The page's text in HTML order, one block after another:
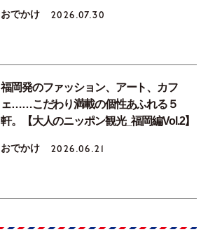
おでかけ 2026.07.30
福岡発のファッション、アート、カフ
ェ……こだわり満載の個性あふれる５
軒。【大人のニッポン観光_福岡編Vol.2】
おでかけ 2026.06.21